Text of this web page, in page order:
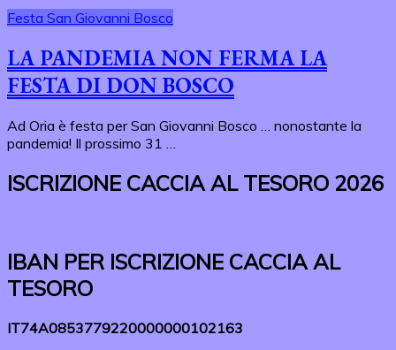
Festa San Giovanni Bosco
LA PANDEMIA NON FERMA LA
FESTA DI DON BOSCO
Ad Oria è festa per San Giovanni Bosco … nonostante la
pandemia! Il prossimo 31 …
ISCRIZIONE CACCIA AL TESORO 2026
IBAN PER ISCRIZIONE CACCIA AL
TESORO
IT74A0853779220000000102163